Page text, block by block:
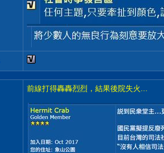
前線打得轟轟烈烈，結果後院失火...